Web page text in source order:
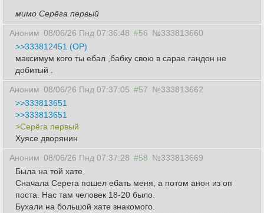
мимо Серёга первый
Аноним 08/06/26 Пнд 07:36:48 #56 №333813660
>>333812451 (OP)
максимум кого ты ебал ,бабку свою в сарае гандон не
добитый .
Аноним 08/06/26 Пнд 07:37:05 #57 №333813662
>>333813651
>>333813651
>Серёга первый
Хуясе дворянин
Аноним 08/06/26 Пнд 07:37:28 #58 №333813669
Была на той хате
Сначала Серега пошел ебать меня, а потом анон из оп
поста. Нас там человек 18-20 было.
Бухали на большой хате знакомого.